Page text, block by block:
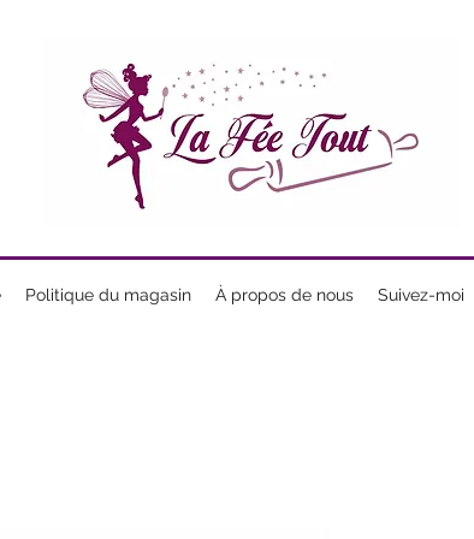
Politique du magasin À propos de nous Suivez-moi